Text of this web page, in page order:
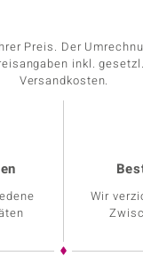
Preis. Der
inkl.
Versandkosten.
Wir